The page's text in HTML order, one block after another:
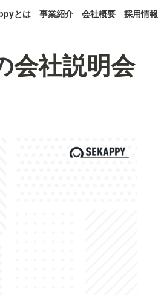
とは 事業紹介 会社概要 採用情報
会社説明会